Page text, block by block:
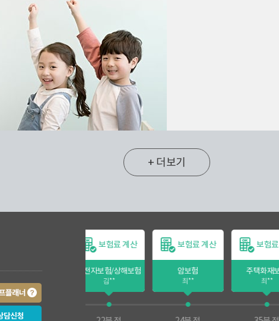
+ 더보기
운전자보험/상해보험
김**
보험료 계산
암보험
최**
보험료 계산
주택화재보험
최**
보
암
이